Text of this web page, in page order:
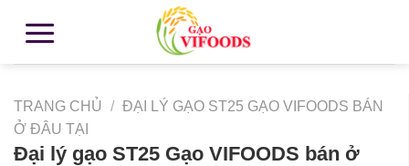
TRANG CHỦ / ĐẠI LÝ GẠO ST25 GẠO VIFOODS BÁN
Ở ĐÂU TẠI
Đại lý gạo ST25 Gạo VIFOODS bán ở